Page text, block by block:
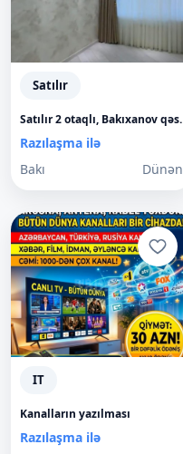
Satılır
Satılır 2 otaqlı, Bakıxanov qəs.
Razılaşma ilə
Bakı
Dünən
IT
Kanalların yazılması
Razılaşma ilə